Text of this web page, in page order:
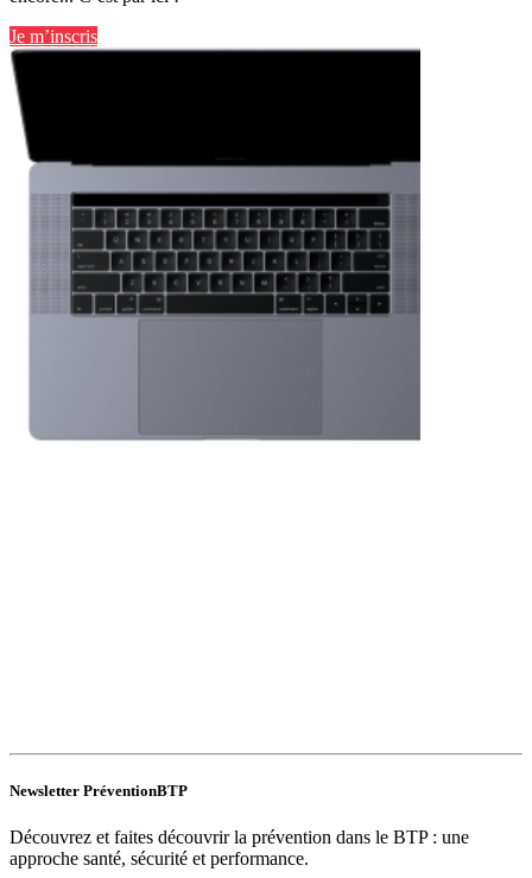
Je m’inscris
Newsletter PréventionBTP
Découvrez et faites découvrir la prévention dans le BTP : une
approche santé, sécurité et performance.